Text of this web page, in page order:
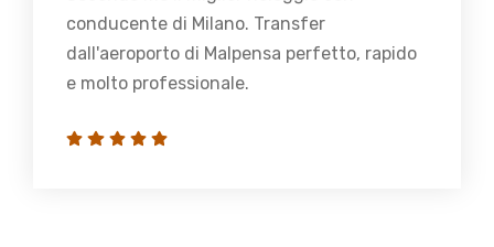
conducente di Milano. Transfer
dall'aeroporto di Malpensa perfetto, rapido
e molto professionale.